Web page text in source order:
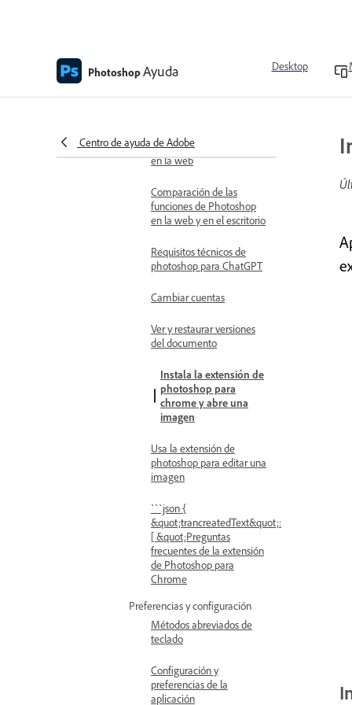
PhotoshopAyuda Desktop
Centro de ayuda de Adobe
admitidos
sobre Adobe Photoshop
en la web
Comparación de las
funciones de Photoshop
en la web y en el escritorio
Requisitos técnicos de
photoshop para ChatGPT
Cambiar cuentas
Ver y restaurar versiones
del documento
Instala la extensión de
photoshop para
chrome y abre una
imagen
Usa la extensión de
photoshop para editar una
imagen
```json {
&quot;trancreatedText&quot;:
[ &quot;Preguntas
frecuentes de la extensión
de Photoshop para
Chrome
Preferencias y configuración
Métodos abreviados de
teclado
Configuración y
preferencias de la
aplicación